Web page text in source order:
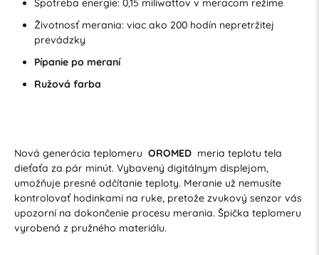
Spotreba energie: 0,15 miliwattov v meracom režime
Životnosť merania: viac ako 200 hodín nepretržitej
prevádzky
Pípanie po meraní
Ružová farba
Nová generácia teplomeru OROMEDmeria teplotu tela
dieťaťa za pár minút. Vybavený digitálnym displejom,
umožňuje presné odčítanie teploty. Meranie už nemusíte
kontrolovať hodinkami na ruke, pretože zvukový senzor vás
upozorní na dokončenie procesu merania. Špička teplomeru
vyrobená z pružného materiálu.